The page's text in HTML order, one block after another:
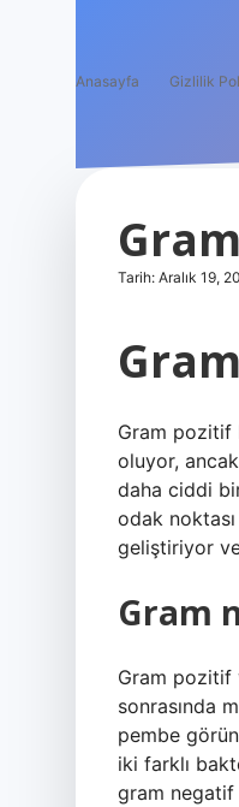
Anasayfa Gizlilik
Tarih: Aralık 19,
Gram pozitif
oluyor,
daha ciddi
odak
geliştiriyor
Gram
Gram pozitif
sonrasında
pembe
iki farklı
gram negatif